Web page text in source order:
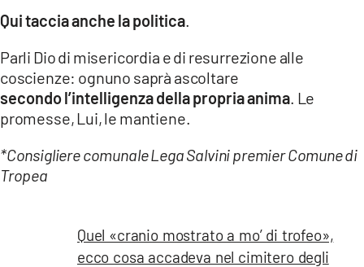
Qui taccia anche la politica
Parli Dio di misericordia e di resurrezione alle
coscienze: ognuno saprà ascoltare
secondo l’intelligenza della propria anima . Le
promesse, Lui, le mantiene.
*Consigliere comunale Lega Salvini premier Comune di
Tropea
Quel «cranio mostrato a mo’ di trofeo»,
ecco cosa accadeva nel cimitero degli